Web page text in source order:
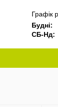
Графік
Будні:
СБ-Нд: